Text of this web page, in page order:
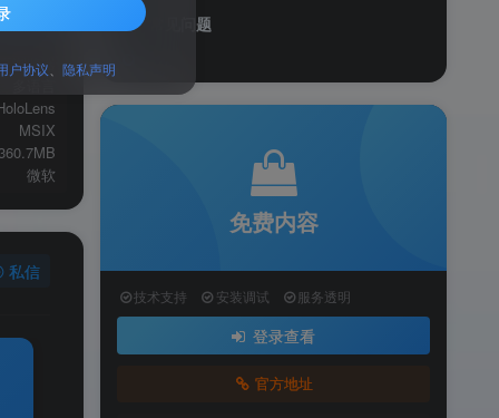
浏览器
MSIX
微软
私信
常见问题
免费内容
技术支持 安装调试 服务透明
登录查看
官方地址
户协议 隐私声明